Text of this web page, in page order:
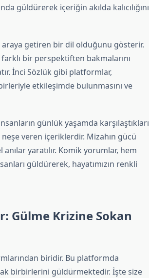
güldürerek içeriğin akılda kalıcılığını
araya getiren bir dil olduğunu gösterir.
bir perspektiften bakmalarını
İnci Sözlük gibi platformlar,
etkileşimde bulunmasını ve
günlük yaşamda karşılaştıkları
veren içeriklerdir. Mizahın gücü
yaratılır. Komik yorumlar, hem
güldürerek, hayatımızın renkli
Gülme Krizine Sokan
biridir. Bu platformda
birbirlerini güldürmektedir. İşte size